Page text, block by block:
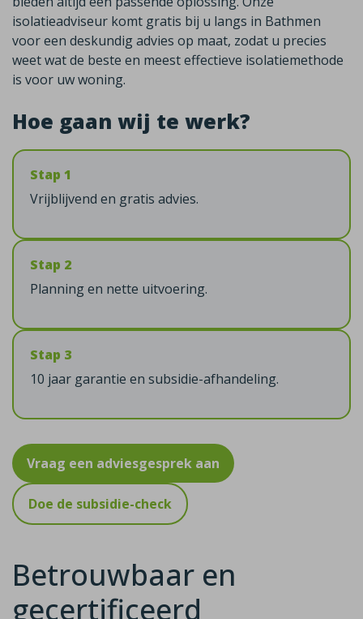
isolatieadviseur komt gratis bij u langs in Bathmen
voor een deskundig advies op maat, zodat u precies
weet wat de beste en meest effectieve isolatiemethode
is voor uw woning.
Hoe gaan wij te werk?
Stap 1
Vrijblijvend en gratis advies.
Stap 2
Planning en nette uitvoering.
Stap 3
10 jaar garantie en subsidie-afhandeling.
Vraag een adviesgesprek aan
Doe de subsidie-check
Betrouwbaar en
gecertificeerd